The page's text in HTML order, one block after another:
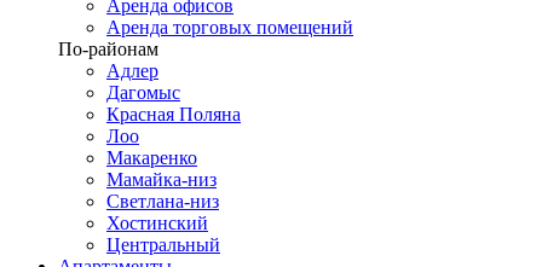
Аренда офисов
Аренда торговых помещений
По-районам
Адлер
Дагомыс
Красная Поляна
Лоо
Макаренко
Мамайка-низ
Светлана-низ
Хостинский
Центральный